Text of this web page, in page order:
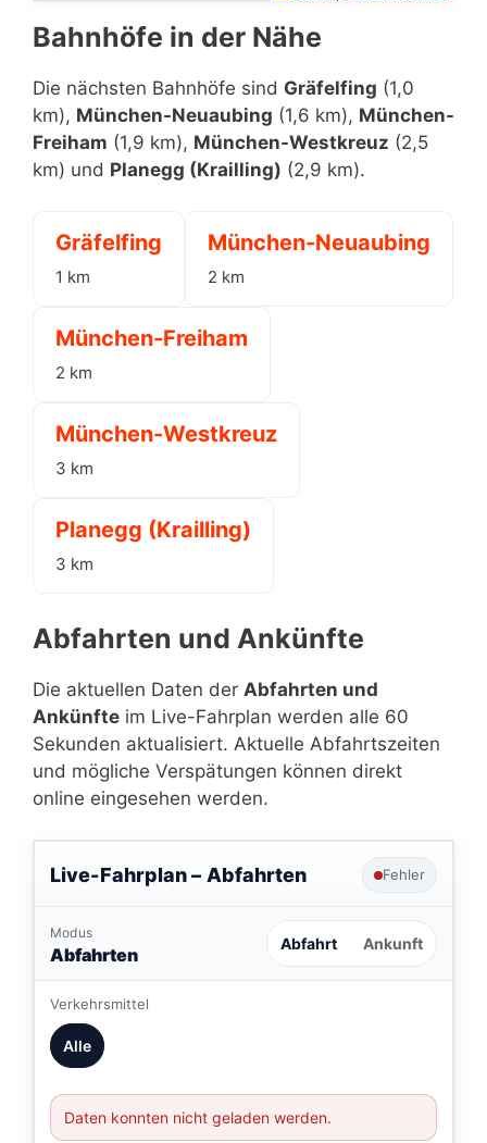
Bahnhöfe in der Nähe
Die nächsten Bahnhöfe sind Gräfelfing (1,0
km), München-Neuaubing (1,6 km), München-
Freiham (1,9 km), München-Westkreuz (2,5
km) und Planegg (Krailling) (2,9 km).
Gräfelfing
1 km
München-Neuaubing
2 km
München-Freiham
2 km
München-Westkreuz
3 km
Planegg (Krailling)
3 km
Abfahrten und Ankünfte
Die aktuellen Daten der Abfahrten und
Ankünfte im Live-Fahrplan werden alle 60
Sekunden aktualisiert. Aktuelle Abfahrtszeiten
und mögliche Verspätungen können direkt
online eingesehen werden.
Live-Fahrplan – Abfahrten Fehler
Modus
Abfahrten Abfahrt Ankunft
Verkehrsmittel
Alle
Daten konnten nicht geladen werden.